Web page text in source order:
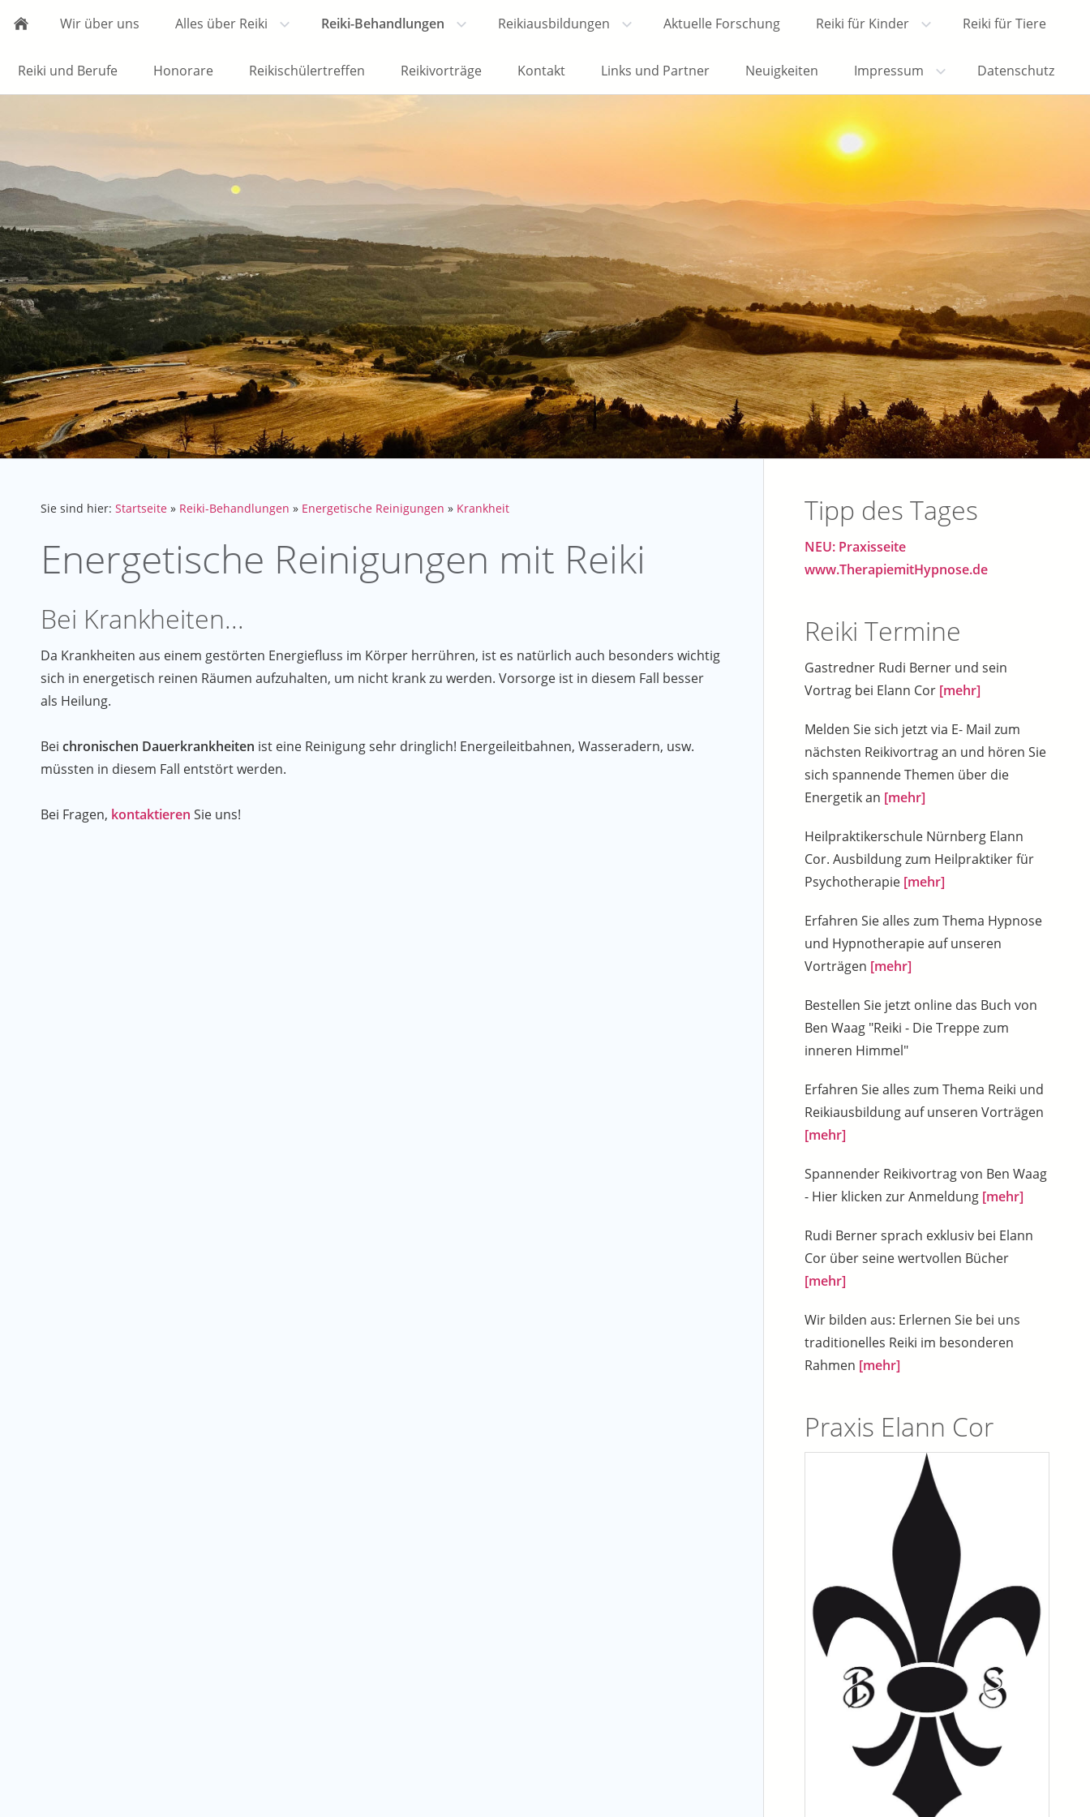
Wir über uns Alles über Reiki Reiki-Behandlungen Reikiausbildungen Aktuelle Forschung Reiki für Kinder Reiki für Tiere
Reiki und Berufe Honorare Reikischülertreffen Reikivorträge Kontakt Links und Partner Neuigkeiten Impressum Datenschutz
Sie sind hier: Startseite » Reiki-Behandlungen » Energetische Reinigungen » Krankheit
Energetische Reinigungen mit Reiki
Bei Krankheiten...
Da Krankheiten aus einem gestörten Energiefluss im Körper herrühren, ist es natürlich auch besonders wichtig
sich in energetisch reinen Räumen aufzuhalten, um nicht krank zu werden. Vorsorge ist in diesem Fall besser
als Heilung.
Bei chronischen Dauerkrankheiten ist eine Reinigung sehr dringlich! Energeileitbahnen, Wasseradern, usw.
müssten in diesem Fall entstört werden.
Bei Fragen, kontaktieren Sie uns!
Tipp des Tages
NEU: Praxisseite
www.TherapiemitHypnose.de
Reiki Termine
Gastredner Rudi Berner und sein
Vortrag bei Elann Cor [mehr]
Melden Sie sich jetzt via E- Mail zum
nächsten Reikivortrag an und hören Sie
sich spannende Themen über die
Energetik an [mehr]
Heilpraktikerschule Nürnberg Elann
Cor. Ausbildung zum Heilpraktiker für
Psychotherapie [mehr]
Erfahren Sie alles zum Thema Hypnose
und Hypnotherapie auf unseren
Vorträgen [mehr]
Bestellen Sie jetzt online das Buch von
Ben Waag "Reiki - Die Treppe zum
inneren Himmel"
Erfahren Sie alles zum Thema Reiki und
Reikiausbildung auf unseren Vorträgen
[mehr]
Spannender Reikivortrag von Ben Waag
- Hier klicken zur Anmeldung [mehr]
Rudi Berner sprach exklusiv bei Elann
Cor über seine wertvollen Bücher
[mehr]
Wir bilden aus: Erlernen Sie bei uns
traditionelles Reiki im besonderen
Rahmen [mehr]
Praxis Elann Cor